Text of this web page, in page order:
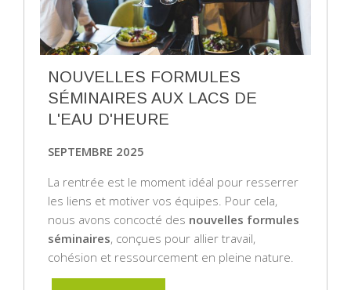
NOUVELLES FORMULES
SÉMINAIRES AUX LACS DE
L'EAU D'HEURE
SEPTEMBRE 2025
La rentrée est le moment idéal pour resserrer
les liens et motiver vos équipes. Pour cela,
nous avons concocté des nouvelles formules
séminaires, conçues pour allier travail,
cohésion et ressourcement en pleine nature.